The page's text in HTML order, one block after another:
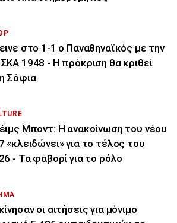
στο 1-1 ο Παναθηναϊκός με την
1948 - Η πρόκριση θα κριθεί
Σόφια
Μποντ: Η ανακοίνωση του νέου
«κλειδώνει» για το τέλος του
- Τα φαβορί για το ρόλο
οι αιτήσεις για μόνιμο